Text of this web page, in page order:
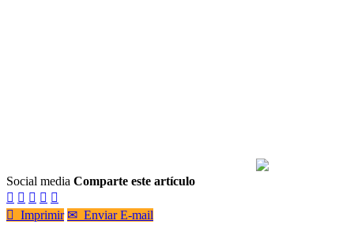
Social media Comparte este artículo
    
 Imprimir ✉ Enviar E-mail